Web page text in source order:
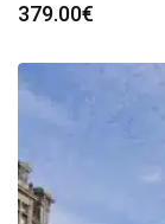
379.00€